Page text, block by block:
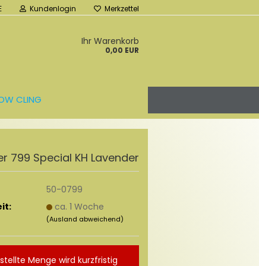
Kundenlogin Merkzettel
Ihr Warenkorb
0,00 EUR
CLING
799 Spe­cial KH La­ven­der
50-0799
ca. 1 Woche
(Ausland abweichend)
Menge wird kurzfristig